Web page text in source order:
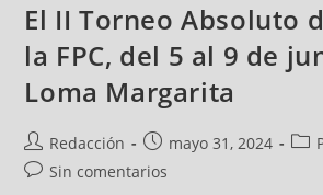
El II Torneo Absoluto
la FPC, del 5 al 9 de
Loma Margarita
Redacción mayo 31, 2024
Sin comentarios